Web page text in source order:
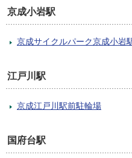
京成小岩駅
京成サイクルパーク京成小岩
江戸川駅
京成江戸川駅前駐輪場
国府台駅